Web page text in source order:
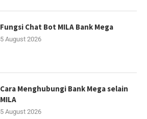
Fungsi Chat Bot MILA Bank Mega
5 August 2026
Cara Menghubungi Bank Mega selain
MILA
5 August 2026